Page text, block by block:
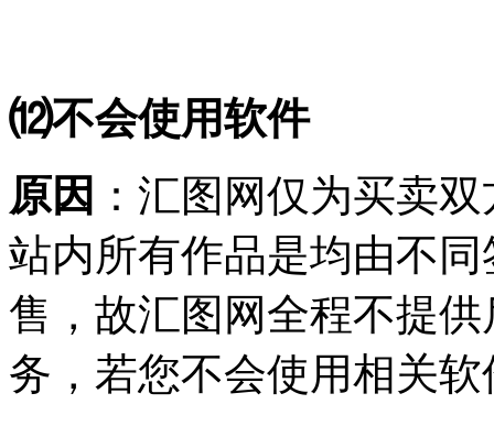
⑿不会使用软件
原因 ：汇图网仅为买卖
站内所有作品是均由不
售，故汇图网全程不提
务，若您不会使用相关